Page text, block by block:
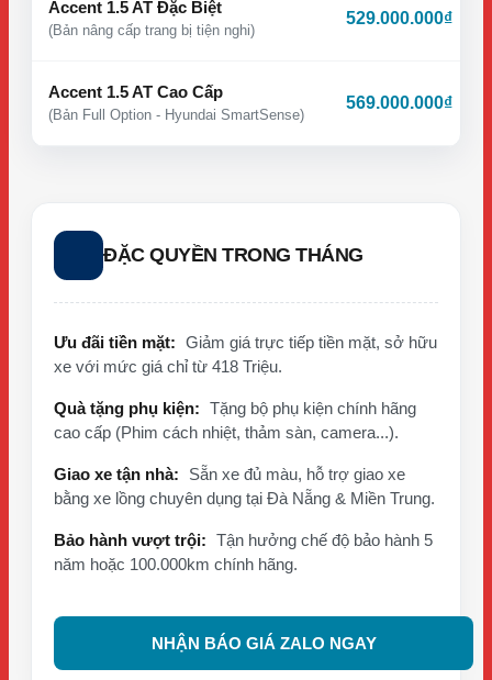
Accent 1.5 AT Đặc Biệt
(Bản nâng cấp trang bị tiện nghi)
529.000.000₫
Accent 1.5 AT Cao Cấp
(Bản Full Option - Hyundai SmartSense)
569.000.000₫
ĐẶC QUYỀN TRONG THÁNG
Ưu đãi tiền mặt: Giảm giá trực tiếp tiền mặt, sở hữu
xe với mức giá chỉ từ 418 Triệu.
Quà tặng phụ kiện: Tặng bộ phụ kiện chính hãng
cao cấp (Phim cách nhiệt, thảm sàn, camera...).
Giao xe tận nhà:
Sẵn xe đủ màu, hỗ trợ giao xe
bằng xe lồng chuyên dụng tại Đà Nẵng & Miền Trung.
Bảo hành vượt trội: Tận hưởng chế độ bảo hành 5
năm hoặc 100.000km chính hãng.
NHẬN BÁO GIÁ ZALO NGAY